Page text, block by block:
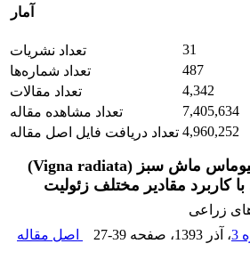
آمار
تعداد نشریات
31
تعداد شماره‌ها
487
تعداد مقالات
4,342
تعداد مشاهده مقاله
7,405,634
تعداد دریافت فایل اصل مقاله 4,960,252
جبران کاهش تولید بیوماس ماش سبز (Vigna radiata)
کاربرد مقادیر مختلف زئولیت
زراعی
، آذر 1393 ، صفحه 27-39
اصل مقاله